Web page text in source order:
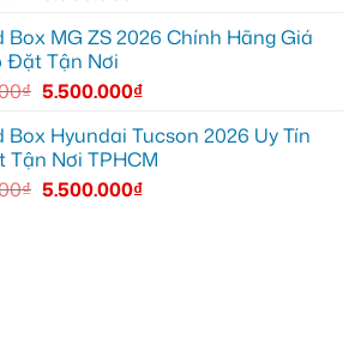
Box MG ZS 2026 Chính Hãng Giá
Đặt Tận Nơi
₫ 5.500.000₫
Box Hyundai Tucson 2026 Uy Tín
Tận Nơi TPHCM
₫ 5.500.000₫